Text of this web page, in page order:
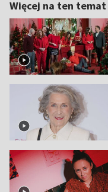
Więcej na ten temat